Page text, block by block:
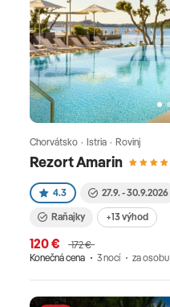
Rezort Amarin
Chorvátsko · Istria · Rovinj
4.3 27.9. - 30.9.2026
Raňajky +13 výhod
120 €
172 €
Konečná cena
3 nocí za osobu